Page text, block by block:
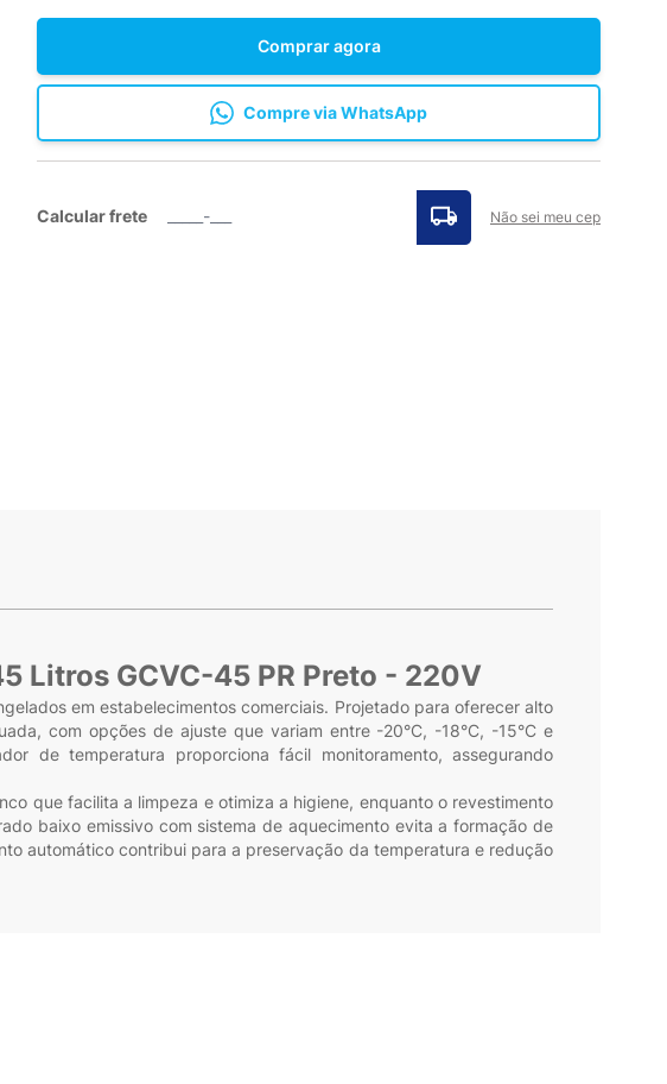
Comprar agora
Compre via WhatsApp
Calcular frete Não sei meu cep
Litros GCVC-45 PR Preto - 220V
em estabelecimentos comerciais. Projetado para oferecer alto
com opções de ajuste que variam entre -20°C, -18°C, -15°C e
de temperatura proporciona fácil monitoramento, assegurando
que facilita a limpeza e otimiza a higiene, enquanto o revestimento
baixo emissivo com sistema de aquecimento evita a formação de
automático contribui para a preservação da temperatura e redução